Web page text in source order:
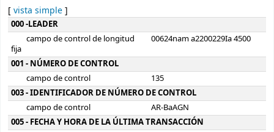
[vista simple]
Detalles MARC
000 -LEADER
campo de control de longitud
fija
00624nam a2200229Ia 4500
001 - NÚMERO DE CONTROL
campo de control
135
003 - IDENTIFICADOR DE NÚMERO DE CONTROL
campo de control
AR-BaAGN
005 - FECHA Y HORA DE LA ÚLTIMA TRANSACCIÓN